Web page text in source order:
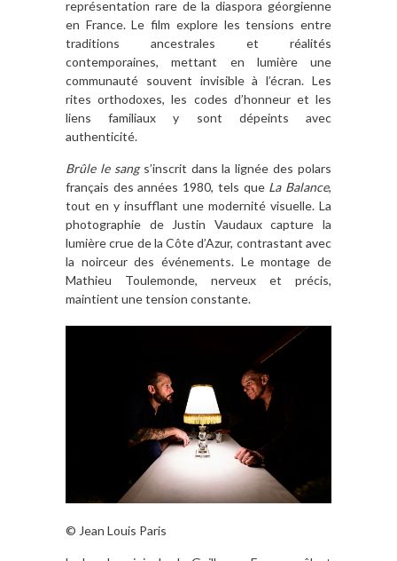
représentation rare de la diaspora géorgienne
en France. Le film explore les tensions entre
traditions ancestrales et réalités
contemporaines, mettant en lumière une
communauté souvent invisible à l’écran. Les
rites orthodoxes, les codes d’honneur et les
liens familiaux y sont dépeints avec
authenticité.
Brûle le sangs’inscrit dans la lignée des polars
français des années 1980, tels que La Balance,
tout en y insufflant une modernité visuelle. La
photographie de Justin Vaudaux capture la
lumière crue de la Côte d’Azur, contrastant avec
la noirceur des événements. Le montage de
Mathieu Toulemonde, nerveux et précis,
maintient une tension constante.
© Jean Louis Paris